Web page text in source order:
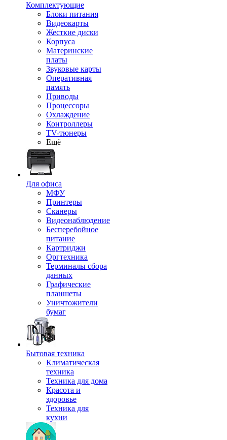
Комплектующие
Блоки питания
Видеокарты
Жесткие диски
Корпуса
Материнские
платы
Звуковые карты
Оперативная
память
Приводы
Процессоры
Охлаждение
Контроллеры
TV-тюнеры
Ещё
Для офиса
МФУ
Принтеры
Сканеры
Видеонаблюдение
Бесперебойное
питание
Картриджи
Оргтехника
Терминалы сбора
данных
Графические
планшеты
Уничтожители
бумаг
Бытовая техника
Климатическая
техника
Техника для дома
Красота и
здоровье
Техника для
кухни